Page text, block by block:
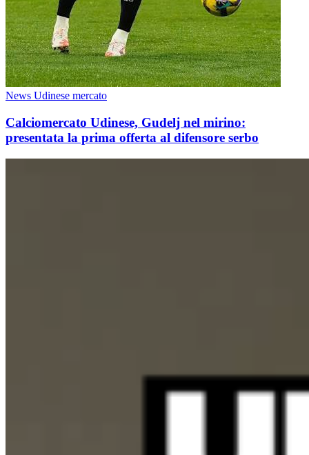
News Udinese mercato
Calciomercato Udinese, Gudelj nel mirino:
presentata la prima offerta al difensore serbo